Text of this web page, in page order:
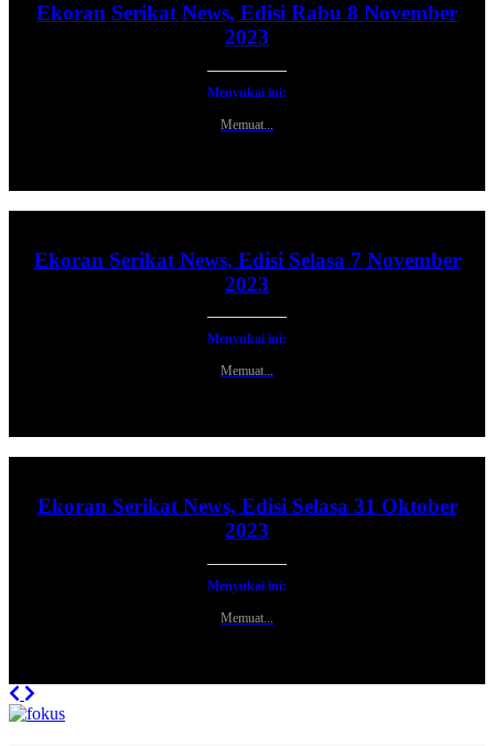
Ekoran Serikat News, Edisi Rabu 8 November
2023
Menyukai ini:
Memuat...
Ekoran Serikat News, Edisi Selasa 7 November
2023
Menyukai ini:
Memuat...
Ekoran Serikat News, Edisi Selasa 31 Oktober
2023
Menyukai ini:
Memuat...
Previous